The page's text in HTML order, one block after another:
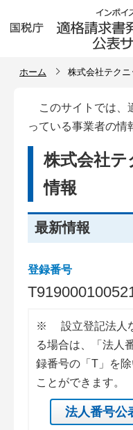
ホーム 株式会社テク
このサイトでは、
っている事業者の情
株式会社
情報
最新情報
登録番号
T91900010052
※
設立登記法人
る場合は、「法人
録番号の「T」を
ことができます。
法人番号公